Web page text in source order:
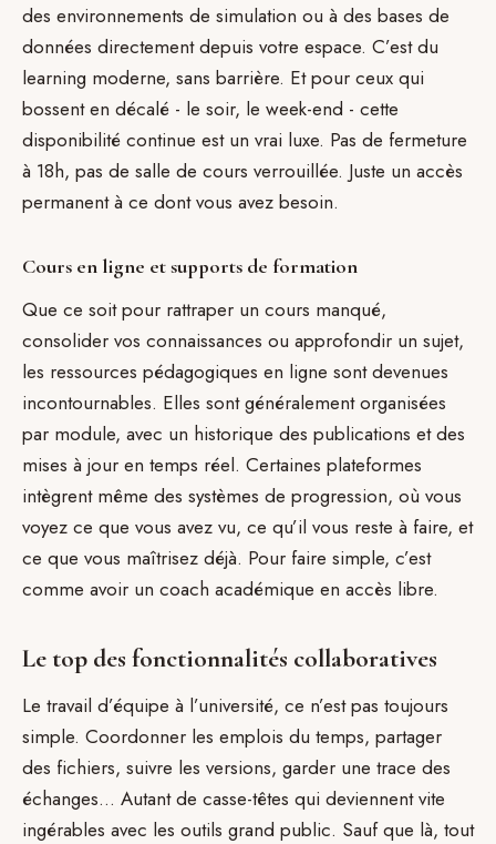
des environnements de simulation ou à des bases de
données directement depuis votre espace. C’est du
learning moderne, sans barrière. Et pour ceux qui
bossent en décalé - le soir, le week-end - cette
disponibilité continue est un vrai luxe. Pas de fermeture
à 18h, pas de salle de cours verrouillée. Juste un accès
permanent à ce dont vous avez besoin.
Cours en ligne et supports de formation
Que ce soit pour rattraper un cours manqué,
consolider vos connaissances ou approfondir un sujet,
les ressources pédagogiques en ligne sont devenues
incontournables. Elles sont généralement organisées
par module, avec un historique des publications et des
mises à jour en temps réel. Certaines plateformes
intègrent même des systèmes de progression, où vous
voyez ce que vous avez vu, ce qu’il vous reste à faire, et
ce que vous maîtrisez déjà. Pour faire simple, c’est
comme avoir un coach académique en accès libre.
Le top des fonctionnalités collaboratives
Le travail d’équipe à l’université, ce n’est pas toujours
simple. Coordonner les emplois du temps, partager
des fichiers, suivre les versions, garder une trace des
échanges… Autant de casse-têtes qui deviennent vite
ingérables avec les outils grand public. Sauf que là, tout